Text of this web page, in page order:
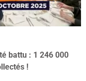
battu : 1 246 000
!